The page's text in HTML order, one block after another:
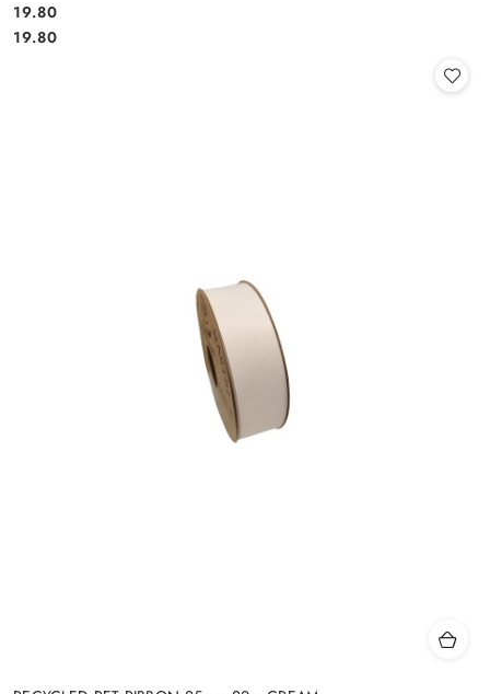
Cena:
19.80
Cena:
19.80